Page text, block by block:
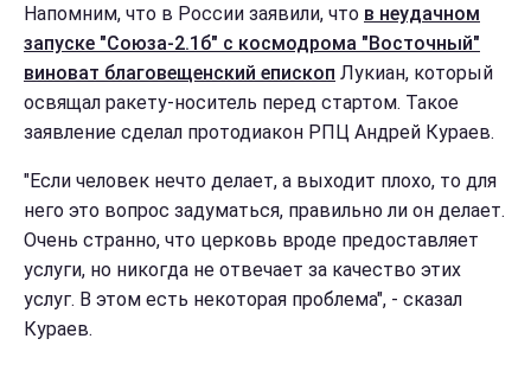
Напомним, что в России заявили, что в неудачном
запуске "Союза-2.1б" с космодрома "Восточный"
виноват благовещенский епископ Лукиан, который
освящал ракету-носитель перед стартом. Такое
заявление сделал протодиакон РПЦ Андрей Кураев.
"Если человек нечто делает, а выходит плохо, то для
него это вопрос задуматься, правильно ли он делает.
Очень странно, что церковь вроде предоставляет
услуги, но никогда не отвечает за качество этих
услуг. В этом есть некоторая проблема", - сказал
Кураев.